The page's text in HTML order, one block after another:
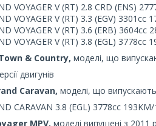
VOYAGER V (RT) 2.8 CRD (ENS)
VOYAGER V (RT) 3.3 (EGV) 3301cc
VOYAGER V (RT) 3.6 (ERB) 3604cc
VOYAGER V (RT) 3.8 (EGL) 3778cc
& Country, моделі, що
двигунів
Caravan, моделі, що
CARAVAN 3.8 (EGL) 3778cc
MPV, моделі випущені з 2011